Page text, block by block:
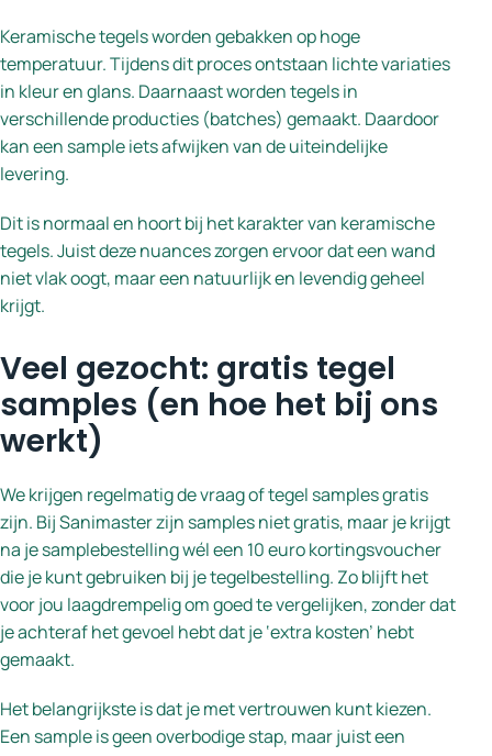
Keramische tegels worden gebakken op hoge
temperatuur. Tijdens dit proces ontstaan lichte variaties
in kleur en glans. Daarnaast worden tegels in
verschillende producties (batches) gemaakt. Daardoor
kan een sample iets afwijken van de uiteindelijke
levering.
Dit is normaal en hoort bij het karakter van keramische
tegels. Juist deze nuances zorgen ervoor dat een wand
niet vlak oogt, maar een natuurlijk en levendig geheel
krijgt.
Veel gezocht: gratis tegel
samples (en hoe het bij ons
werkt)
We krijgen regelmatig de vraag of tegel samples gratis
zijn. Bij Sanimaster zijn samples niet gratis, maar je krijgt
na je samplebestelling wél een 10 euro kortingsvoucher
die je kunt gebruiken bij je tegelbestelling. Zo blijft het
voor jou laagdrempelig om goed te vergelijken, zonder dat
je achteraf het gevoel hebt dat je ‘extra kosten’ hebt
gemaakt.
Het belangrijkste is dat je met vertrouwen kunt kiezen.
Een sample is geen overbodige stap, maar juist een